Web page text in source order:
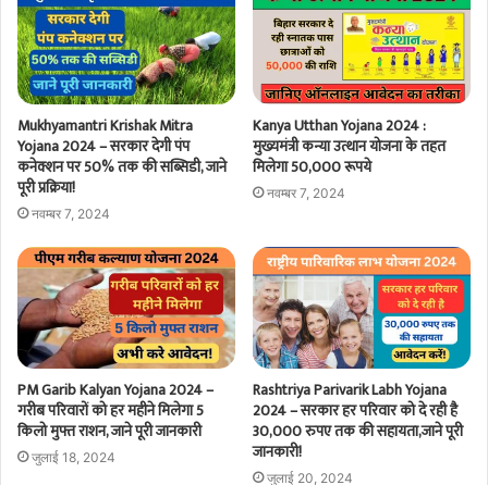
Mukhyamantri Krishak Mitra
Yojana 2024 – सरकार देगी पंप
कनेक्शन पर 50% तक की सब्सिडी, जाने
पूरी प्रक्रिया!
नवम्बर 7, 2024
Kanya Utthan Yojana 2024 :
मुख्यमंत्री कन्या उत्थान योजना के तहत
मिलेगा 50,000 रूपये
नवम्बर 7, 2024
PM Garib Kalyan Yojana 2024 –
गरीब परिवारों को हर महीने मिलेगा 5
किलो मुफ्त राशन, जाने पूरी जानकारी
जुलाई 18, 2024
Rashtriya Parivarik Labh Yojana
2024 – सरकार हर परिवार को दे रही है
30,000 रुपए तक की सहायता,जाने पूरी
जानकारी!
जुलाई 20, 2024